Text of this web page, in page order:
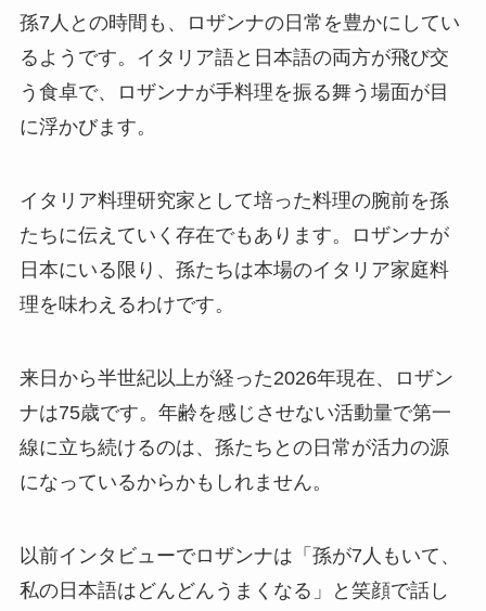
孫7人との時間も、ロザンナの日常を豊かにしてい
るようです。イタリア語と日本語の両方が飛び交
う食卓で、ロザンナが手料理を振る舞う場面が目
に浮かびます。
イタリア料理研究家として培った料理の腕前を孫
たちに伝えていく存在でもあります。ロザンナが
日本にいる限り、孫たちは本場のイタリア家庭料
理を味わえるわけです。
来日から半世紀以上が経った2026年現在、ロザン
ナは75歳です。年齢を感じさせない活動量で第一
線に立ち続けるのは、孫たちとの日常が活力の源
になっているからかもしれません。
以前インタビューでロザンナは「孫が7人もいて、
私の日本語はどんどんうまくなる」と笑顔で話し